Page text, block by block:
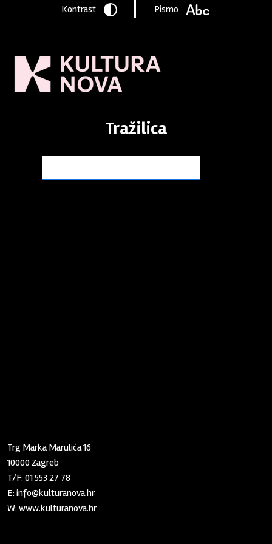
Tražilica
Trg Marka Marulića 16
10000 Zagreb
T/F:01 553 27 78
E:info@kulturanova.hr
W:www.kulturanova.hr
Kontrast Pismo